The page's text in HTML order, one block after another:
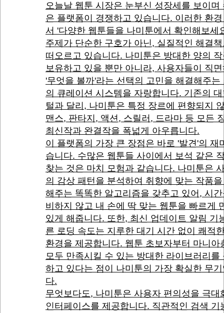
오늘날 웹툰 시장은 눈부신 성장세를 보이며
은 플랫폼이 경쟁하고 있습니다. 이러한 환
서 '다양한 웹툰들을 나미툰에서 확인해보세
주제가 단순한 구호가 아닌, 실질적인 해결
떠오르고 있습니다. 나미툰은 방대한 양의
보유하고 있을 뿐만 아니라, 사용자들이 직
'무엇을 볼까'라는 선택의 고민을 해결해주는
의 큐레이션 시스템을 자랑합니다. 기존의
털과 달리, 나미툰은 특정 장르에 편향되지
맨스, 판타지, 액션, 스릴러, 드라마 등 모든
최신작과 완결작을 폭넓게 아우릅니다.
이 플랫폼의 가장 큰 장점은 바로 '발견'의 재
습니다. 수많은 웹툰들 사이에서 보석 같은
찾는 것은 마치 모험과 같습니다. 나미툰은
의 감상 패턴을 분석하여 취향에 맞는 작품
해주는 똑똑한 알고리즘을 갖추고 있어, 시
비하지 않고 내 손에 딱 맞는 웹툰을 빠르게
있게 해줍니다. 또한, 최신 업데이트 알림 기
른 로딩 속도는 지루한 대기 시간 없이 쾌적
환경을 제공합니다. 웹툰 초보자부터 마니아
모두 만족시킬 수 있는 방대한 라이브러리를
하고 있다는 점이 나미툰의 가장 확실한 무
다.
무엇보다도, 나미툰은 사용자 편의성을 극대
인터페이스를 제공합니다. 직관적인 검색 기